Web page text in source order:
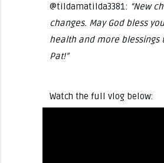
@tildamatilda3381: “New
changes. May God bless
health and more blessings
Pat!”
Watch the full vlog below: